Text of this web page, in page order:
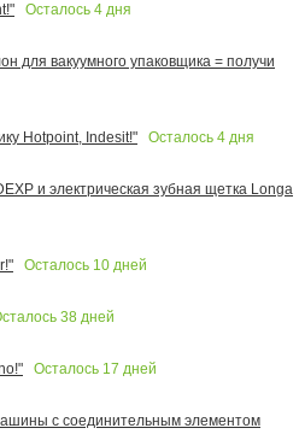
Осталось 4 дня
для вакуумного упаковщика = получи
Hotpoint, Indesit!"
Осталось 4 дня
и электрическая зубная щетка Longa
Осталось 10 дней
38 дней
Осталось 17 дней
с соединительным элементом